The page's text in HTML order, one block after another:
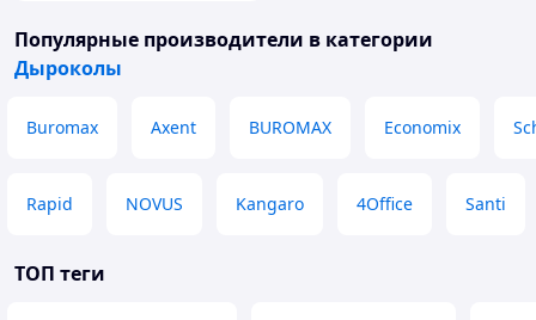
Популярные производители в категории
Дыроколы
Buromax Axent BUROMAX Economix
Rapid NOVUS Kangaro 4Office Santi
ТОП теги